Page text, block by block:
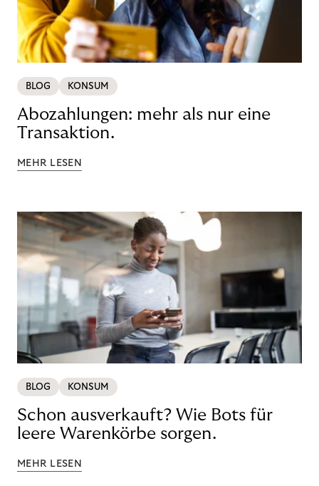
BLOG KONSUM
Abozahlungen: mehr als nur eine
Transaktion.
MEHR LESEN
BLOG KONSUM
Schon ausverkauft? Wie Bots für
leere Warenkörbe sorgen.
MEHR LESEN